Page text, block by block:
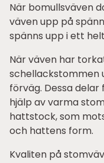
När bomullsväven
väven upp på
spänns upp i ett
När väven har
schellackstommen
förväg. Dessa delar
hjälp av varma
hattstock, som
och hattens form.
Kvaliten på